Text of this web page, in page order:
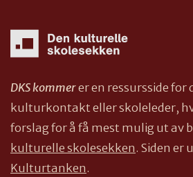
DKS kommerer en ressursside for
kulturkontakt eller skoleleder,
forslag for å få mest mulig ut av
kulturelle skolesekken. Siden er
Kulturtanken.